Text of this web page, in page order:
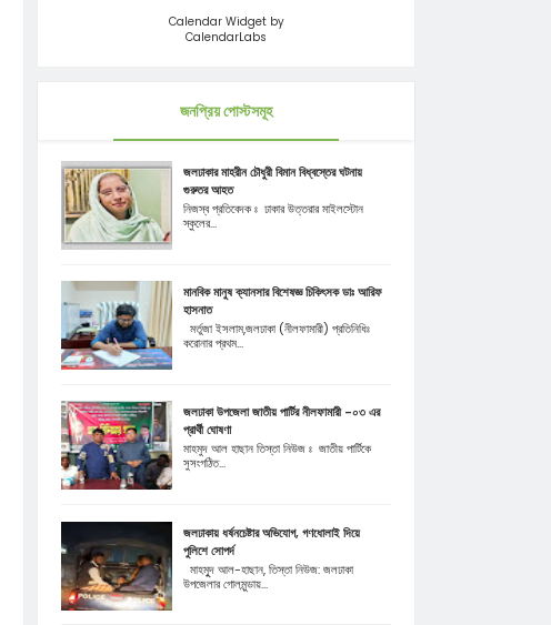
Calendar Widget by
CalendarLabs
জনপ্রিয় পোস্টসমূহ
জলঢাকার মাহরীন চৌধুরী বিমান বিধ্বস্তের ঘটনায়
গুরুতর আহত
নিজস্ব প্রতিবেদক ঃ ঢাকার উত্তরার মাইলস্টোন
স্কুলের...
মানবিক মানুষ ক্যানসার বিশেষজ্ঞ চিকিৎসক ডাঃ আরিফ
হাসনাত
মর্তুজা ইসলাম,জলঢাকা (নীলফামারী) প্রতিনিধিঃ
করোনার প্রথম...
জলঢাকা উপজেলা জাতীয় পার্টির নীলফামারী -০৩ এর
প্রার্থী ঘোষণা
মাহমুদ আল হাছান তিস্তা নিউজ ঃ জাতীয় পার্টিকে
সুসংগঠিত...
জলঢাকায় ধর্ষনচেষ্টার অভিযোগ, গণধোলাই দিয়ে
পুলিশে সোপর্দ
মাহমুূদ আল-হাছান, তিস্তা নিউজ: জলঢাকা
উপজেলার গোলমুন্ডায়...